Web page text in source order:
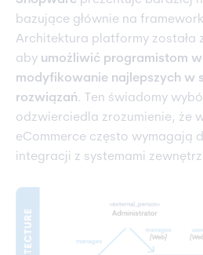
bazujące głównie na
Architektura platformy została
aby umożliwić programistom
modyfikowanie najlepszych w
rozwiązań. Ten świadomy
odzwierciedla zrozumienie, że
eCommerce często wymagają
integracji z systemami